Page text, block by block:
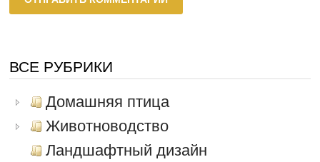
ВСЕ РУБРИКИ
Домашняя птица
Животноводство
Ландшафтный дизайн